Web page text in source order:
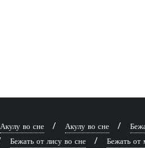
Акулу во сне Акулу во сне
Бежать от лису во сне Бежать от